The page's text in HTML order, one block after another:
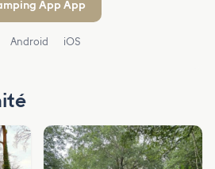
App App
Android iOS